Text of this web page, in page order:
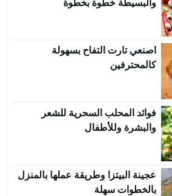
والبسيطة خطوة بخطوة
اصنعي تارت التفاح بسهولة
كالمحترفين
فوائد المحلب السحرية للشعر
والبشرة وللأطفال
عجينة البيتزا وطريقة عملها بالمنزل
بالخطوات سهلة